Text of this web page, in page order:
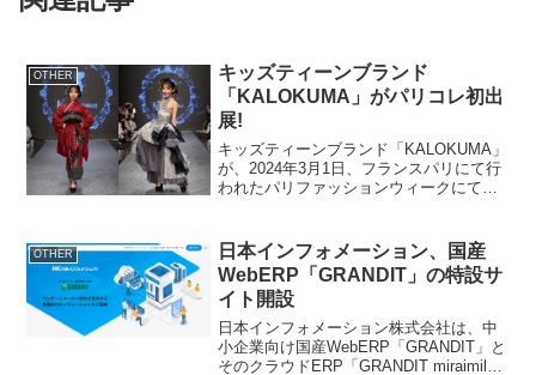
OTHER
キッズティーンブランド
「KALOKUMA」がパリコレ初出
展!
キッズティーンブランド「KALOKUMA」
が、2024年3月1日、フランスパリにて行
われたパリファッションウィークにて、
COLLECTIVE」の初...
OTHER
日本インフォメーション、国産
WebERP「GRANDIT」の特設サ
イト開設
日本インフォメーション株式会社は、中
小企業向け国産WebERP「GRANDIT」と
そのクラウドERP「GRANDIT miraimil」